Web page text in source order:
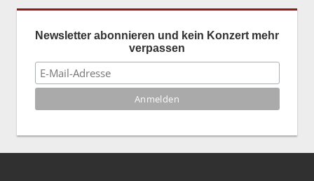
Newsletter abonnieren und kein Konzert mehr
verpassen